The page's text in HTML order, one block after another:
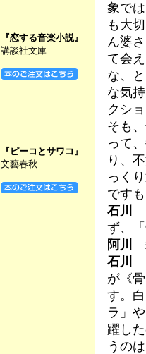
『恋する音楽小説』
講談社文庫
『ピーコとサワコ』
文藝春秋
象で
も大
ん婆
て会
な、
な気
クシ
そも
って
り、
っく
です
石川
ず、
阿川
石川
が《
す。
ラ」
躍し
うの